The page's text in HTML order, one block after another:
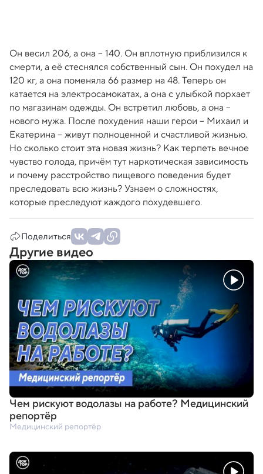
Он весил 206, а она – 140. Он вплотную приблизился к
смерти, а её стеснялся собственный сын. Он похудел на
120 кг, а она поменяла 66 размер на 48. Теперь он
катается на электросамокатах, а она с улыбкой порхает
по магазинам одежды. Он встретил любовь, а она –
нового мужа. После похудения наши герои – Михаил и
Екатерина – живут полноценной и счастливой жизнью.
Но сколько стоит эта новая жизнь? Как терпеть вечное
чувство голода, причём тут наркотическая зависимость
и почему расстройство пищевого поведения будет
преследовать всю жизнь? Узнаем о сложностях,
которые преследуют каждого похудевшего.
Поделиться
Другие видео
Чем рискуют водолазы на работе? Медицинский
репортёр
Медицинский репортёр